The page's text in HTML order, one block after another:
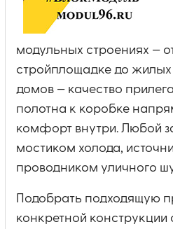
модульных строениях —
стройплощадке до
домов — качество
полотна к коробке
комфорт внутри. Любой
мостиком холода,
проводником уличного
Подобрать подходящую
конкретной конструкции